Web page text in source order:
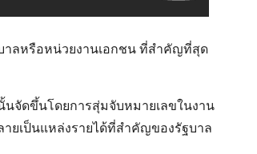
าลหรือหน่วยงานเอกชน ที่สำคัญที่สุด
นจัดขึ้นโดยการสุ่มจับหมายเลขในงาน
ยเป็นแหล่งรายได้ที่สำคัญของรัฐบาล